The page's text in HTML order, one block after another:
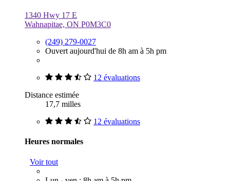
1340 Hwy 17 E
Wahnapitae, ON P0M3C0
(249) 279-0027
Ouvert aujourd'hui de 8h am à 5h pm
12 évaluations
Distance estimée
17,7 milles
12 évaluations
Heures normales
Voir tout